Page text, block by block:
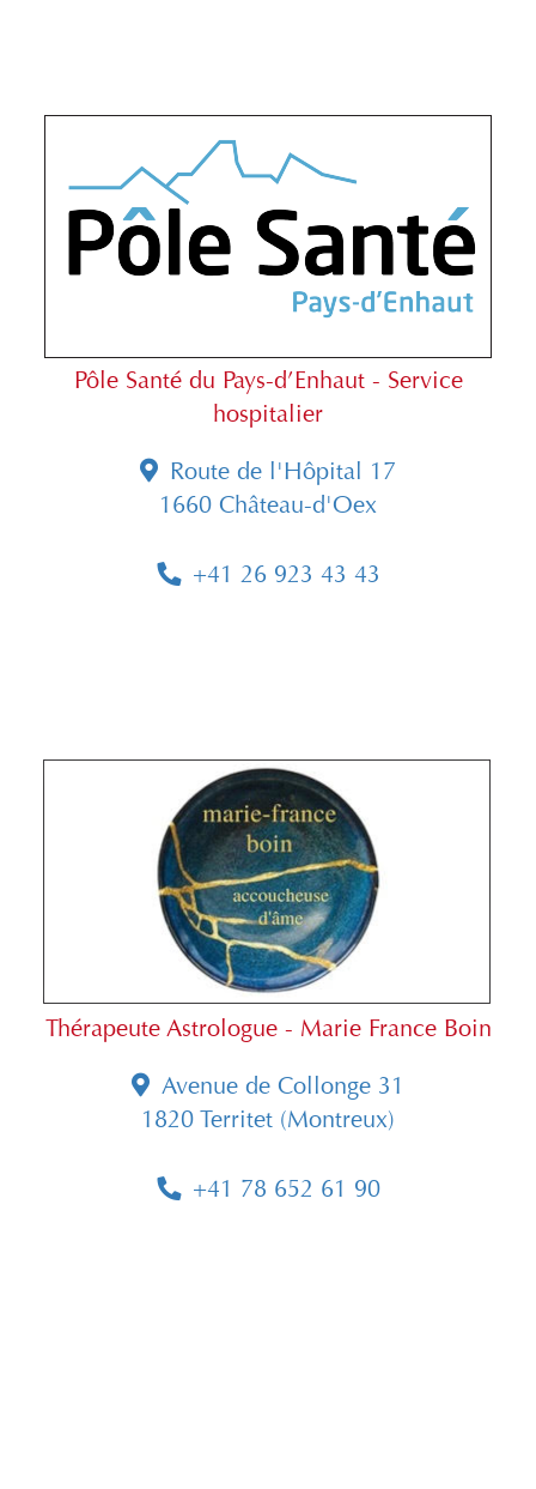
Pôle Santé du Pays-d’Enhaut - Service
hospitalier
Route de l'Hôpital 17
1660 Château-d'Oex
+41 26 923 43 43
Thérapeute Astrologue - Marie France Boin
Avenue de Collonge 31
1820 Territet (Montreux)
+41 78 652 61 90